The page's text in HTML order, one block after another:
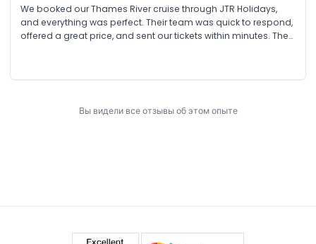
We booked our Thames River cruise through JTR Holidays,
and everything was perfect. Their team was quick to respond,
offered a great price, and sent our tickets within minutes. The
Вы видели все отзывы об этом опыте